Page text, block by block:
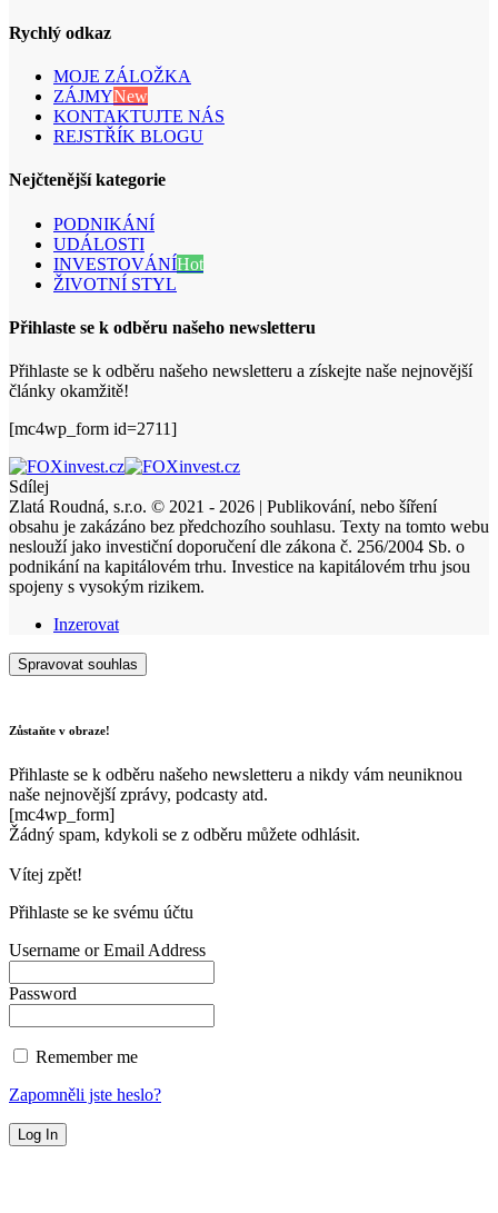
Rychlý odkaz
MOJE ZÁLOŽKA
ZÁJMYNew
KONTAKTUJTE NÁS
REJSTŘÍK BLOGU
Nejčtenější kategorie
PODNIKÁNÍ
UDÁLOSTI
INVESTOVÁNÍHot
ŽIVOTNÍ STYL
Přihlaste se k odběru našeho newsletteru
Přihlaste se k odběru našeho newsletteru a získejte naše nejnovější
články okamžitě!
[mc4wp_form id=2711]
Sdílej
Zlatá Roudná, s.r.o. © 2021 - 2026 | Publikování, nebo šíření
obsahu je zakázáno bez předchozího souhlasu. Texty na tomto webu
neslouží jako investiční doporučení dle zákona č. 256/2004 Sb. o
podnikání na kapitálovém trhu. Investice na kapitálovém trhu jsou
spojeny s vysokým rizikem.
Inzerovat
Spravovat souhlas
Zůstaňte v obraze!
Přihlaste se k odběru našeho newsletteru a nikdy vám neuniknou
naše nejnovější zprávy, podcasty atd.
[mc4wp_form]
Žádný spam, kdykoli se z odběru můžete odhlásit.
Vítej zpět!
Přihlaste se ke svému účtu
Username or Email Address
Password
Remember me
Zapomněli jste heslo?